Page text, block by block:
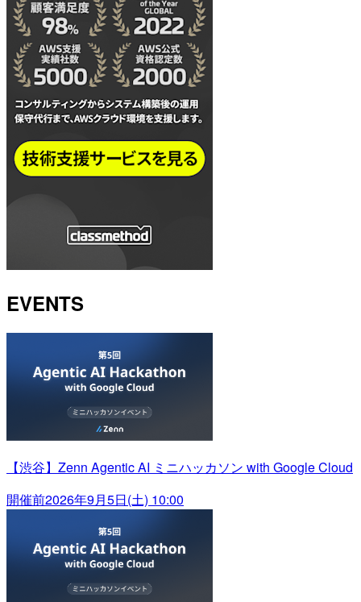
EVENTS
【渋谷】Zenn Agentic AI ミニハッカソン with Google Cloud
開催前2026年9月5日(土) 10:00